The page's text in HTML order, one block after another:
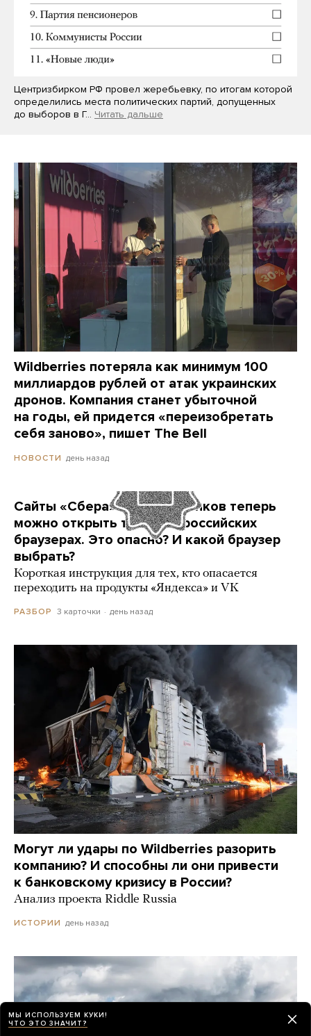
Центризбирком РФ провел жеребьевку, по итогам которой
определились места политических партий, допущенных
до выборов в Г… Читать дальше
Wildberries потеряла как минимум 100
миллиардов рублей от атак украинских
дронов. Компания станет убыточной
на годы, ей придется «переизобретать
себя заново», пишет The Bell
НОВОСТИ день назад
Сайты «Сбера» и других банков теперь
можно открыть только в российских
браузерах. Это опасно? И какой браузер
выбрать?
Короткая инструкция для тех, кто опасается
переходить на продукты «Яндекса» и VK
РАЗБОР 3 карточки день назад
Могут ли удары по Wildberries разорить
компанию? И способны ли они привести
к банковскому кризису в России?
Анализ проекта Riddle Russia
ИСТОРИИ день назад
МЫ ИСПОЛЬЗУЕМ КУКИ!
ЧТО ЭТО ЗНАЧИТ?